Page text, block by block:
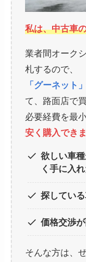
私は、中古車
業者間オーク
札するので、
「グーネット
て、路面店で
必要経費を最
安く購入でき
欲しい車
く手に入
探してい
価格交渉
そんな方は、